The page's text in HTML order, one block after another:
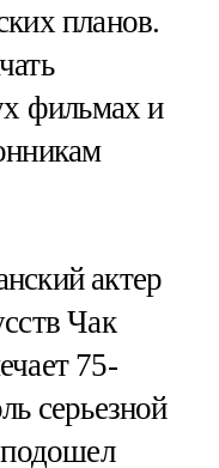
планов.
фильмах и
актер
Чак
75-
серьезной
подошел